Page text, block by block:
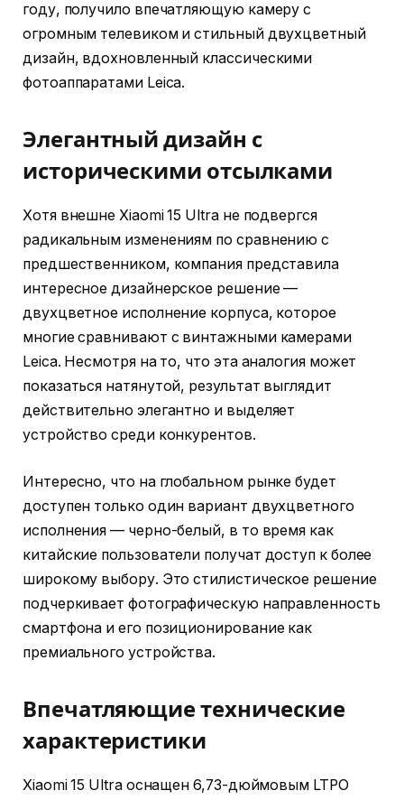
году, получило впечатляющую камеру с
огромным телевиком и стильный двухцветный
дизайн, вдохновленный классическими
фотоаппаратами Leica.
Элегантный дизайн с
историческими отсылками
Хотя внешне Xiaomi 15 Ultra не подвергся
радикальным изменениям по сравнению с
предшественником, компания представила
интересное дизайнерское решение —
двухцветное исполнение корпуса, которое
многие сравнивают с винтажными камерами
Leica. Несмотря на то, что эта аналогия может
показаться натянутой, результат выглядит
действительно элегантно и выделяет
устройство среди конкурентов.
Интересно, что на глобальном рынке будет
доступен только один вариант двухцветного
исполнения — черно-белый, в то время как
китайские пользователи получат доступ к более
широкому выбору. Это стилистическое решение
подчеркивает фотографическую направленность
смартфона и его позиционирование как
премиального устройства.
Впечатляющие технические
характеристики
Xiaomi 15 Ultra оснащен 6,73-дюймовым LTPO